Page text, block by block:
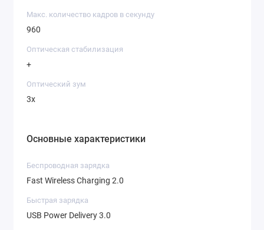
Макс. количество кадров в секунду
960
Оптическая стабилизация
+
Оптический зум
3х
Основные характеристики
Беспроводная зарядка
Fast Wireless Charging 2.0
Быстрая зарядка
USB Power Delivery 3.0